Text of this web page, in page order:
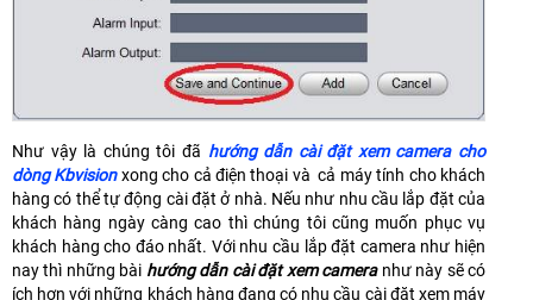
Như vậy là chúng tôi đã hướng dẫn cài đặt xem camera cho
dòng Kbvisionxong cho cả điện thoại và cả máy tính cho khách
hàng có thể tự động cài đặt ở nhà. Nếu như nhu cầu lắp đặt của
khách hàng ngày càng cao thì chúng tôi cũng muốn phục vụ
khách hàng cho đáo nhất. Với nhu cầu lắp đặt camera như hiện
nay thì những bài hướng dẫn cài đặt xem cameranhư này sẽ có
ích hơn với những khách hàng đang có nhu cầu cài đặt xem máy